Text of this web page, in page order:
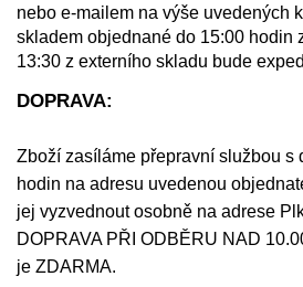
nebo e-mailem na výše uvedených
skladem objednané do 15:00 hodin
13:30 z externího skladu bude
DOPRAVA:
Zboží zasíláme přepravní službou s
hodin na adresu uvedenou
jej vyzvednout osobně na adrese
DOPRAVA PŘI ODBĚRU NAD
je ZDARMA.